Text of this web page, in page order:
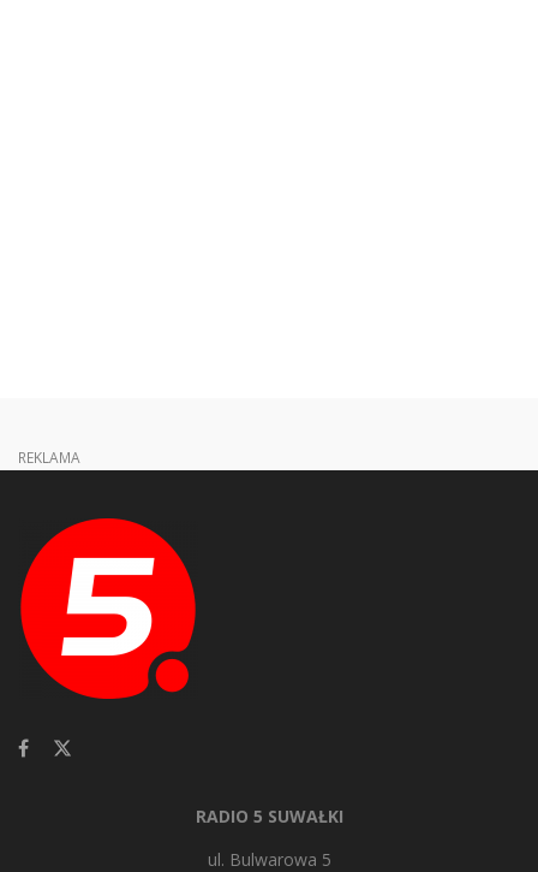
REKLAMA
RADIO 5 SUWAŁKI
ul. Bulwarowa 5